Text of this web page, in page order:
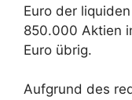
Euro der
850.000 Aktien
Euro übrig.
Aufgrund des